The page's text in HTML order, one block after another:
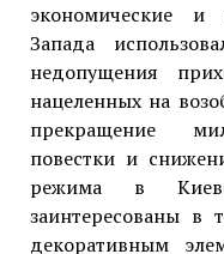
экономические и
Запада
недопущения
нацеленных на
прекращение
повестки и
режима в
заинтересованы в
декоративным